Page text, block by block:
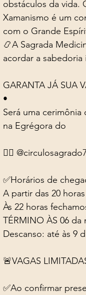
obstáculos da vida.
Xamanismo é um
com o Grande
📿A Sagrada
acordar a
GARANTA JÁ SUA
•
Será uma
na Egrégora do
👉🏻
✅Horários de
A partir das 20
Às 22 horas
TÉRMINO ÀS 06 da
Descanso: até às 9
🚨VAGAS
✅Ao confirmar